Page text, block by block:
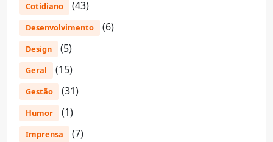
Cotidiano (43)
Desenvolvimento (6)
Design (5)
Geral (15)
Gestão (31)
Humor (1)
Imprensa (7)